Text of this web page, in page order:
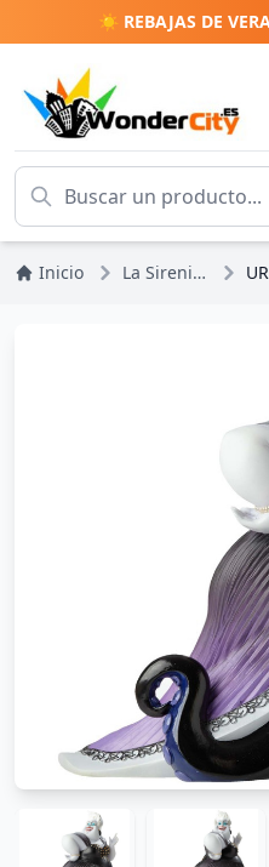
☀️ REBAJAS DE
Inicio La Sirenita